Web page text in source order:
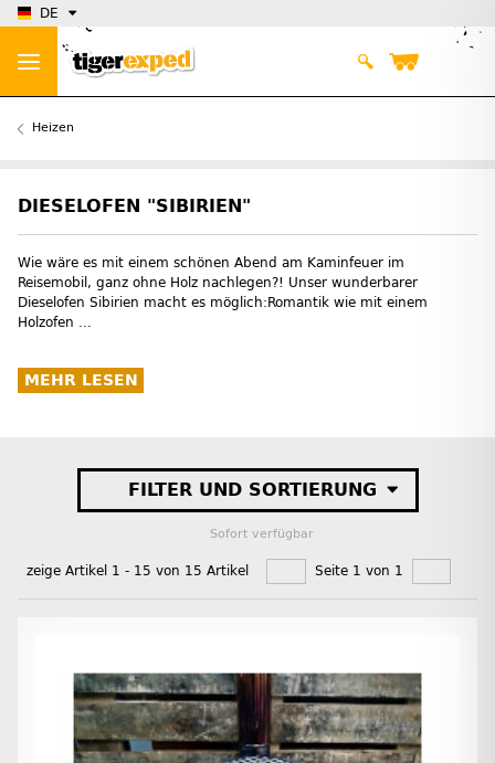
DE
Heizen
DIESELOFEN "SIBIRIEN"
Wie wäre es mit einem schönen Abend am Kaminfeuer im
Reisemobil, ganz ohne Holz nachlegen?! Unser wunderbarer
Dieselofen Sibirien macht es möglich:Romantik wie mit einem
Holzofen ...
MEHR LESEN
FILTER UND SORTIERUNG
Sofort verfügbar
zeige Artikel 1 - 15 von 15 Artikel Seite 1 von 1